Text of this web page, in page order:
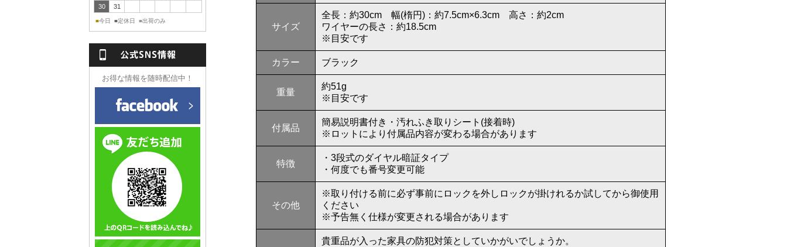
サイズ
全長：約30cm 幅(楕円)：約7.5cm×6.3cm 高さ：約2cm
ワイヤーの長さ：約18.5cm
※目安です
カラー ブラック
重量
約51g
※目安です
付属品
簡易説明書付き・汚れふき取りシート(接着時)
※ロットにより付属品内容が変わる場合があります
特徴
・3段式のダイヤル暗証タイプ
・何度でも番号変更可能
その他
※取り付ける前に必ず事前にロックを外しロックが掛けれるか試してから御使用
ください
※予告無く仕様が変更される場合があります
貴重品が入った家具の防犯対策としていかがいでしょうか。
30
31
■今日 ■定休日 ■出荷のみ
お得な情報を随時配信中！